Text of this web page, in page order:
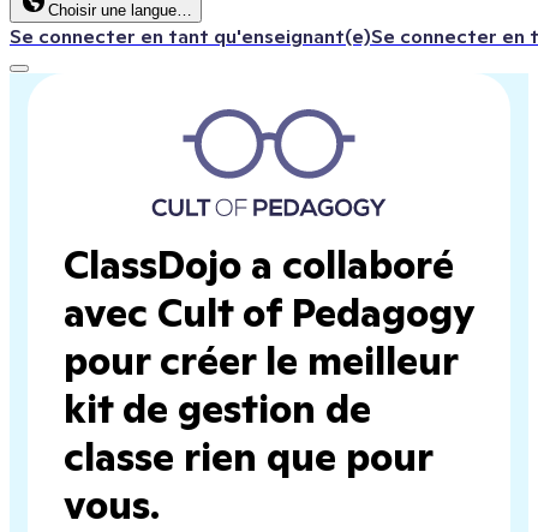
Choisir une langue…
Se connecter en tant qu'enseignant(e)Se connecter en
ClassDojo a collaboré
avec Cult of Pedagogy
pour créer le meilleur
kit de gestion de
classe rien que pour
vous.